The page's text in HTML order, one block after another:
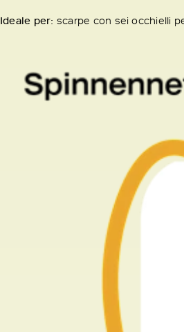
Ideale per: scarpe con sei occhielli